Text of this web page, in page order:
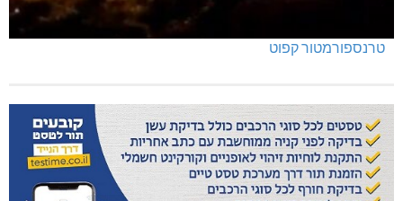
טרנספורמטור קפוט